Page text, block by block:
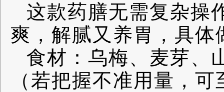
这款药膳无需复杂操
爽，解腻又养胃，具体
食材：乌梅、麦芽、
（若把握不准用量，